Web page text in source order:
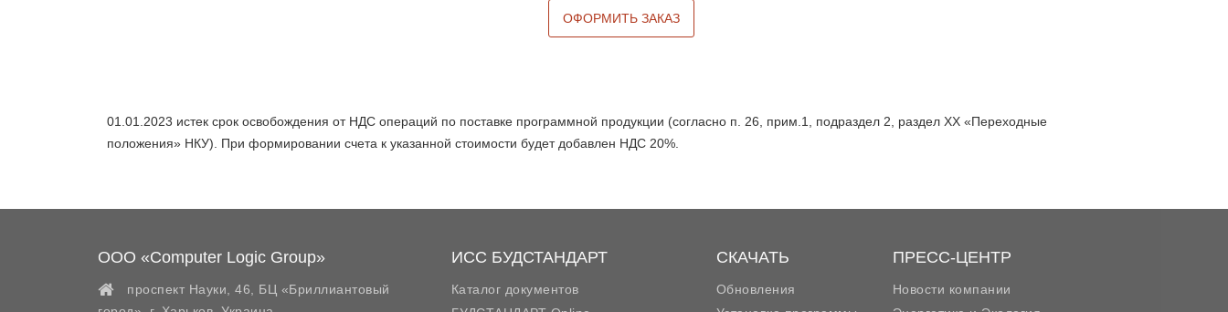
ОФОРМИТЬ ЗАКАЗ
01.01.2023 истек срок освобождения от НДС операций по поставке программной продукции (согласно п. 26, прим.1, подраздел 2, раздел ХХ «Переходные
положения» НКУ). При формировании счета к указанной стоимости будет добавлен НДС 20%.
ООО «Computer Logic Group»
проспект Науки, 46, БЦ «Бриллиантовый
ИСС БУДСТАНДАРТ
Каталог документов
СКАЧАТЬ
Обновления
ПРЕСС-ЦЕНТР
Новости компании